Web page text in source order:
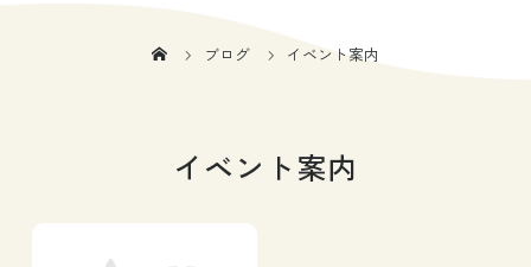
ブログ イベント案内
イベント案内